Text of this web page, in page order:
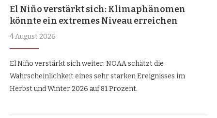
El Niño verstärkt sich: Klimaphänomen
könnte ein extremes Niveau erreichen
4 August 2026
El Niño verstärkt sich weiter: NOAA schätzt die
Wahrscheinlichkeit eines sehr starken Ereignisses im
Herbst und Winter 2026 auf 81 Prozent.